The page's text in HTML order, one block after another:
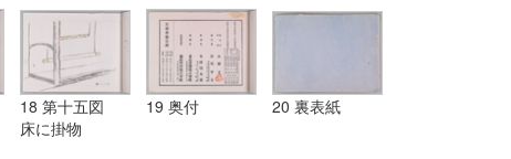
18 第十五図
床に掛物
19 奥付 20 裏表紙